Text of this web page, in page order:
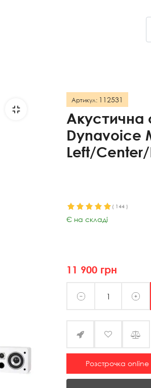
Артикул: 112531
Акустична
Dynavoice
Left/
( 144 )
Є на складі
11 900 грн
Розстрочка online